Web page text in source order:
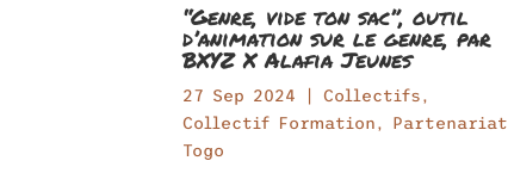
“Genre, vide ton sac”, outil
d’animation sur le genre, par
BXYZ X Alafia Jeunes
27 Sep 2024 |Collectifs,
Collectif Formation, Partenariat
Togo